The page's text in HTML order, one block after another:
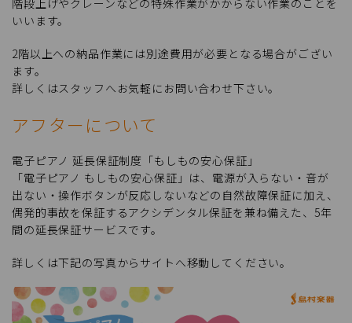
階段上げやクレーンなどの特殊作業がかからない作業のことを
いいます。
2階以上への納品作業には別途費用が必要となる場合がござい
ます。
詳しくはスタッフへお気軽にお問い合わせ下さい。
アフターについて
電子ピアノ 延長保証制度「もしもの安心保証」
「電子ピアノ もしもの安心保証」は、電源が入らない・音が
出ない・操作ボタンが反応しないなどの自然故障保証に加え、
偶発的事故を保証するアクシデンタル保証を兼ね備えた、5年
間の延長保証サービスです。
詳しくは下記の写真からサイトへ移動してください。